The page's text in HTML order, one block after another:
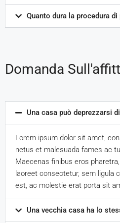
Quanto dura la procedura
Domanda
Una casa può deprezzarsi
Lorem ipsum dolor sit amet,
netus et malesuada fames ac
Maecenas finibus eros
laoreet consectetur, sem ligula
est, ac molestie erat porta sit
Una vecchia casa ha lo